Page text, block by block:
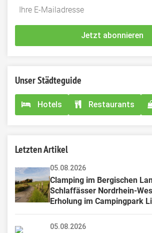
Do
fill
*Ihre
Mailadresse:
Jetzt abonnieren
Unser Städteguide
Hotels Restaurants
Letzten Artikel
05.08.2026
Clamping im Bergischen
Schlaffässer Nordrhein-
Erholung im Campingpark
05.08.2026